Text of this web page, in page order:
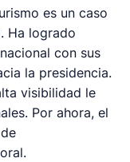
es un caso
Ha logrado
con sus
la presidencia.
visibilidad le
Por ahora, el